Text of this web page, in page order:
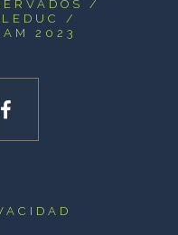
/
/
2023